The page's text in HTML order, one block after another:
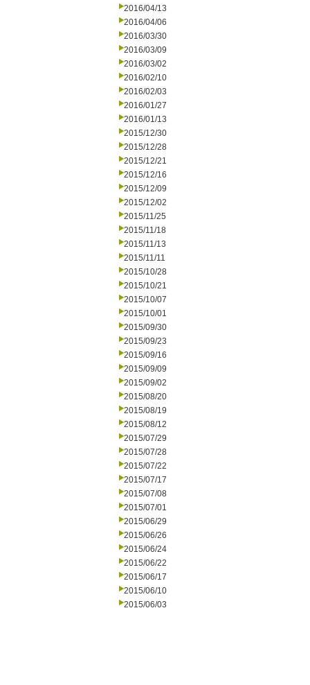
2016/04/13
2016/04/06
2016/03/30
2016/03/09
2016/03/02
2016/02/10
2016/02/03
2016/01/27
2016/01/13
2015/12/30
2015/12/28
2015/12/21
2015/12/16
2015/12/09
2015/12/02
2015/11/25
2015/11/18
2015/11/13
2015/11/11
2015/10/28
2015/10/21
2015/10/07
2015/10/01
2015/09/30
2015/09/23
2015/09/16
2015/09/09
2015/09/02
2015/08/20
2015/08/19
2015/08/12
2015/07/29
2015/07/28
2015/07/22
2015/07/17
2015/07/08
2015/07/01
2015/06/29
2015/06/26
2015/06/24
2015/06/22
2015/06/17
2015/06/10
2015/06/03